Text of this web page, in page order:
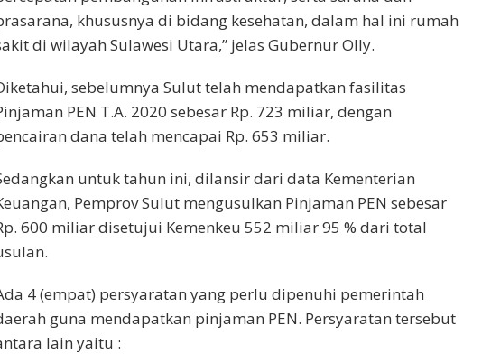
khususnya di bidang kesehatan, dalam hal ini rumah
di wilayah Sulawesi Utara,” jelas Gubernur Olly.
sebelumnya Sulut telah mendapatkan fasilitas
PEN T.A. 2020 sebesar Rp. 723 miliar, dengan
dana telah mencapai Rp. 653 miliar.
untuk tahun ini, dilansir dari data Kementerian
Pemprov Sulut mengusulkan Pinjaman PEN sebesar
600 miliar disetujui Kemenkeu 552 miliar 95 % dari total
4 (empat) persyaratan yang perlu dipenuhi pemerintah
guna mendapatkan pinjaman PEN. Persyaratan tersebut
lain yaitu :